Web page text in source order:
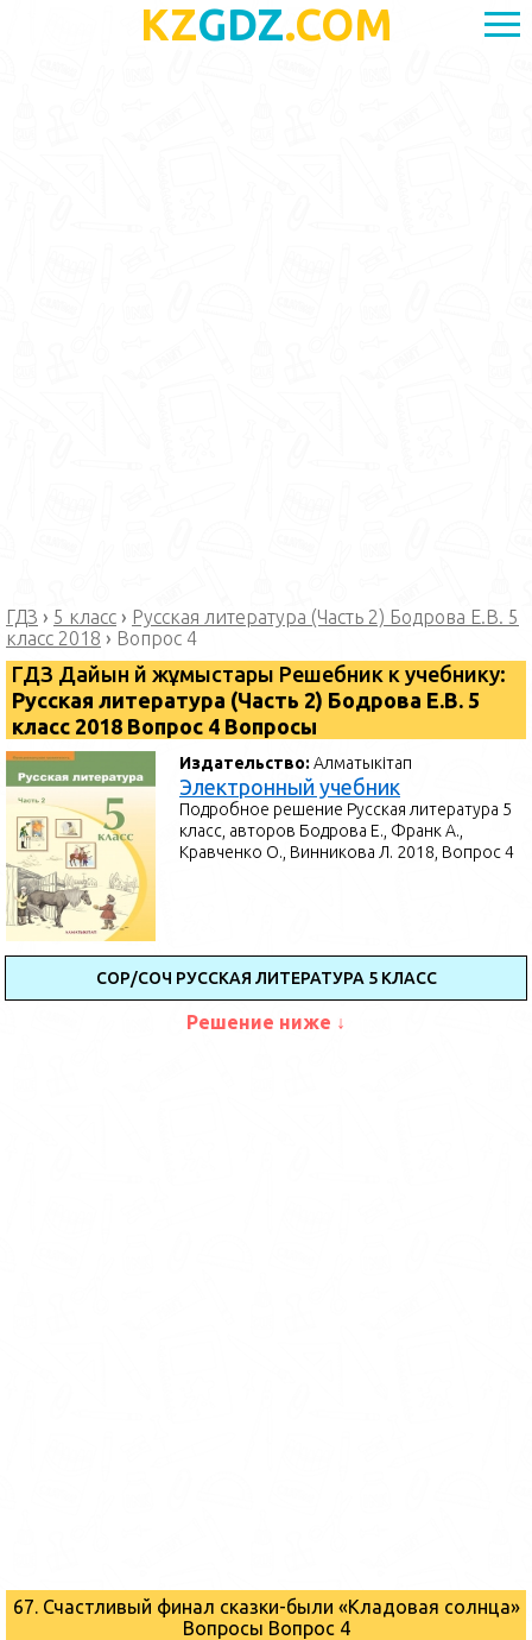
KZGDZ.COM
ГДЗ › 5 класс › Русская литература (Часть 2) Бодрова Е.В. 5
класс 2018 › Вопрос 4
ГДЗ Дайын үй жұмыстары Решебник к учебнику:
Русская литература (Часть 2) Бодрова Е.В. 5
класс 2018 Вопрос 4 Вопросы
Издательство:Алматыкітап
Электронный учебник
Подробное решение Русская литература 5
класс, авторов Бодрова Е., Франк А.,
Кравченко О., Винникова Л. 2018, Вопрос 4
СОР/СОЧ РУССКАЯ ЛИТЕРАТУРА 5 КЛАСС
Решение ниже ↓
67. Счастливый финал сказки-были «Кладовая солнца»
Вопросы Вопрос 4